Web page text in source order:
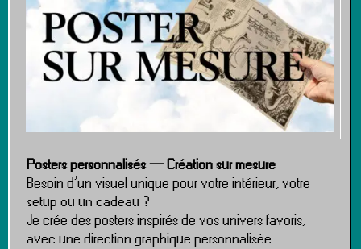
Posters personnalisés — Création sur mesure
Besoin d’un visuel unique pour votre intérieur, votre
setup ou un cadeau ?
Je crée des posters inspirés de vos univers favoris,
avec une direction graphique personnalisée.